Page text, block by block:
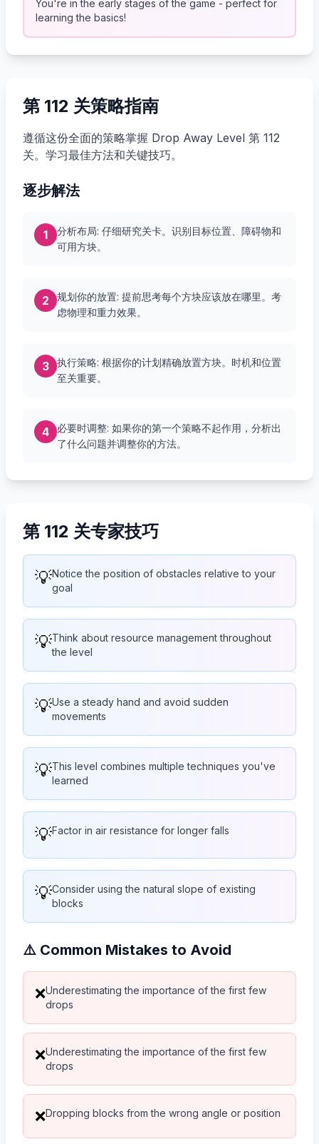
You're in the early stages of the game - perfect for
learning the basics!
第 112 关策略指南
遵循这份全面的策略掌握 Drop Away Level 第 112
关。学习最佳方法和关键技巧。
逐步解法
1
分析布局: 仔细研究关卡。识别目标位置、障碍物和
可用方块。
2
规划你的放置: 提前思考每个方块应该放在哪里。考
虑物理和重力效果。
3
执行策略: 根据你的计划精确放置方块。时机和位置
至关重要。
4
必要时调整: 如果你的第一个策略不起作用，分析出
了什么问题并调整你的方法。
第 112 关专家技巧
💡Notice the position of obstacles relative to your
goal
💡Think about resource management throughout
the level
💡Use a steady hand and avoid sudden
movements
💡This level combines multiple techniques you've
learned
💡Factor in air resistance for longer falls
💡Consider using the natural slope of existing
blocks
⚠️ Common Mistakes to Avoid
❌Underestimating the importance of the first few
drops
❌Underestimating the importance of the first few
drops
❌Dropping blocks from the wrong angle or position